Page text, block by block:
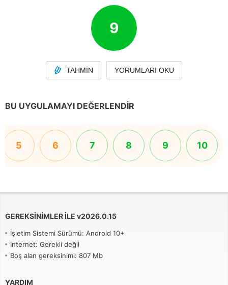
9
TAHMIN YORUMLARI OKU
BU UYGULAMAYI DEĞERLENDIR
5 6 7 8 9 10
GEREKSINIMLER ILE v2026.0.15
İşletim Sistemi Sürümü: Android 10+
İnternet: Gerekli değil
Boş alan gereksinimi: 807 Mb
YARDIM